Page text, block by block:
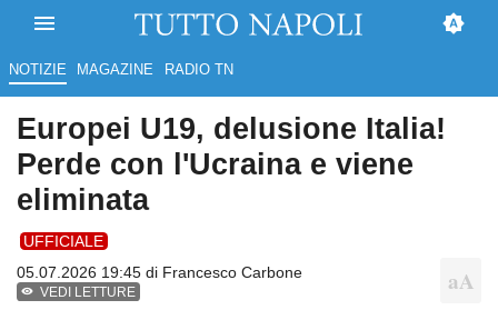
NOTIZIE MAGAZINE RADIO TN
Europei U19, delusione Italia!
Perde con l'Ucraina e viene
eliminata
UFFICIALE
05.07.2026 19:45 di Francesco Carbone
VEDI LETTURE